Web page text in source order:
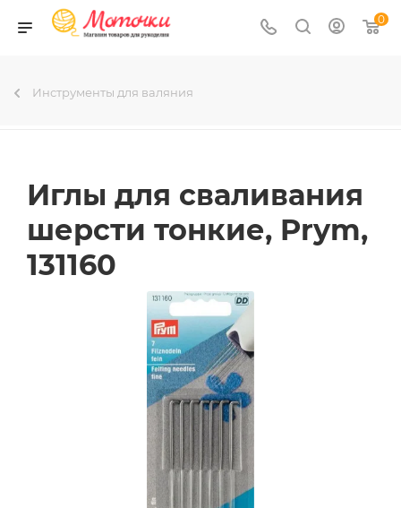
0
Инструменты для валяния
Иглы для сваливания
шерсти тонкие, Prym,
131160